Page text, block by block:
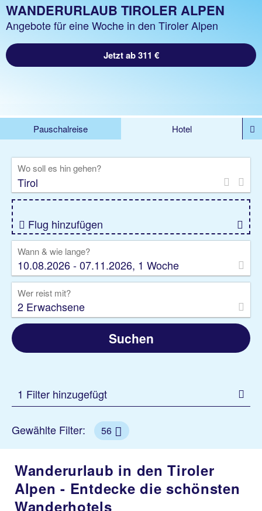
WANDERURLAUB TIROLER ALPEN
Angebote für eine Woche in den Tiroler Alpen
Jetzt ab 311 €
Pauschalreise
Hotel
Rundreise
Kreuzfahrt
Gruppenreise
Camper Privattransfer
Wo soll es hin gehen?
Flug hinzufügen
Wann & wie lange?
10.08.2026 - 07.11.2026, 1 Woche
Wer reist mit?
2 Erwachsene
Suchen
1 Filter hinzugefügt
Gewählte Filter: 56
Wanderurlaub in den Tiroler
Alpen - Entdecke die schönsten
Wanderhotels